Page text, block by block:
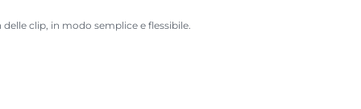
clip, in modo semplice e flessibile.